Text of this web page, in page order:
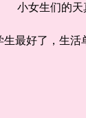
小女生们的天真
好了，生活